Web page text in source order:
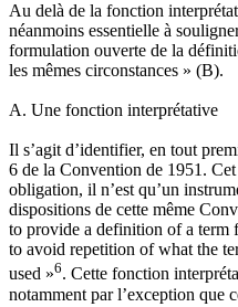
Au delà de la fonction
néanmoins essentielle à
formulation ouverte de la
les mêmes circonstances » (B).
A. Une fonction interprétative
Il s’agit d’identifier, en tout
6 de la Convention de 1951.
obligation, il n’est qu’un
dispositions de cette même
to provide a definition of a term
to avoid repetition of what the
used »6. Cette fonction
notamment par l’exception que